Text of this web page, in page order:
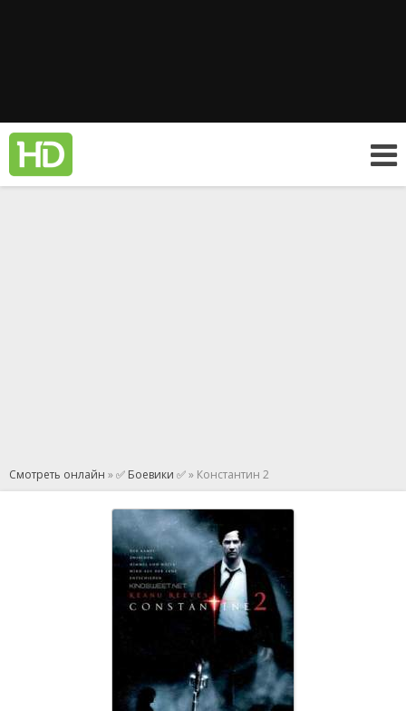
Смотреть онлайн »✅ Боевики ✅» Константин 2